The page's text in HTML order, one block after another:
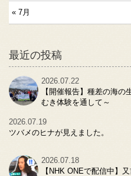
« 7月
最近の投稿
2026.07.22
【開催報告】種差の海
むき体験を通して～
2026.07.19
ツバメのヒナが見えました。
2026.07.18
【NHK ONEで配信中】